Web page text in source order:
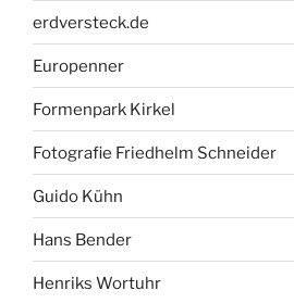
erdversteck.de
Europenner
Formenpark Kirkel
Fotografie Friedhelm Schneider
Guido Kühn
Hans Bender
Henriks Wortuhr